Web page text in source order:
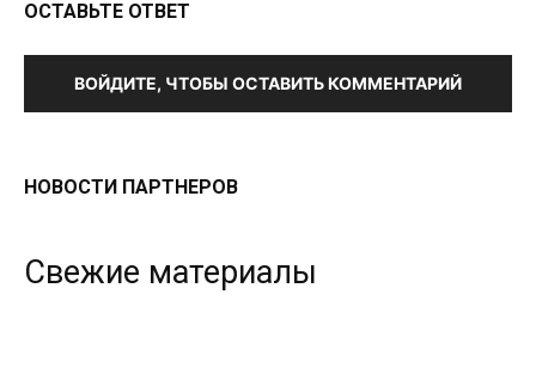
ОСТАВЬТЕ ОТВЕТ
ВОЙДИТЕ, ЧТОБЫ ОСТАВИТЬ КОММЕНТАРИЙ
НОВОСТИ ПАРТНЕРОВ
Свежие материалы